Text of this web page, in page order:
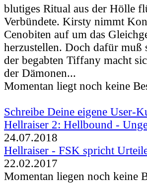
blutiges Ritual aus der Hölle
Verbündete. Kirsty nimmt
Cenobiten auf um das
herzustellen. Doch dafür
der begabten Tiffany macht
der Dämonen...
Momentan liegt noch keine
Schreibe Deine eigene User-
Hellraiser 2: Hellbound -
24.07.2018
Hellraiser - FSK spricht
22.02.2017
Momentan liegen noch keine